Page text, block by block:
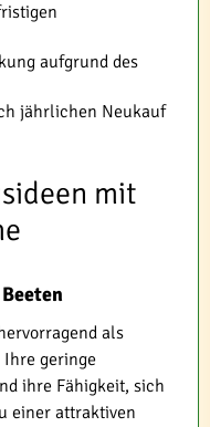
aufgrund des
jährlichen Neukauf
mit
als
geringe
ihre Fähigkeit, sich
einer attraktiven